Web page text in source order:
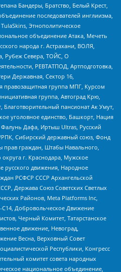
Бандеры, Братство, Белый Крест,
последователей инглиизма,
Этнополитическое
объединение Атака, Мечеть
народа г. Астрахани, ВОЛЯ,
Рубеж Севера, ТОЙС, О
РЕВТАТПОД, Артподготовка,
Державная, Сектор 16,
правозащитная группа МПГ, Курсом
группа, Автоград Крю,
Благотворительный пансионат Ак Умут,
уголовное единство, Башкорт, Нация
Дафа, Иртыш Ultras, Русский
РПК, Сибирский державный союз, Фонд
граждан, Штабы Навального,
г. Краснодара, Мужское
русского движения, Народное
РСФСР СССР Архангельской
Держава Союз Советских Светлых
Районов, Meta Platforms Inc,
С14, Добровольческое Движение
Черный Комитет, Татарстанское
движение, Невоград,
Весна, Верховный Совет
Республики, Конгресс
комитет совета народных
национальное объединение,